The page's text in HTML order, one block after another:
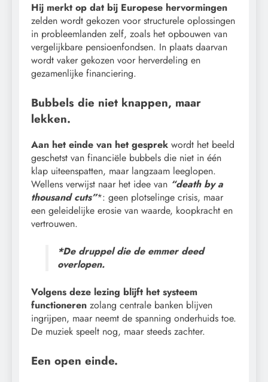
Hij merkt op dat bij Europese hervormingen
zelden wordt gekozen voor structurele oplossingen
in probleemlanden zelf, zoals het opbouwen van
vergelijkbare pensioenfondsen. In plaats daarvan
wordt vaker gekozen voor herverdeling en
gezamenlijke financiering.
Bubbels die niet knappen, maar
lekken.
Aan het einde van het gesprek wordt het beeld
geschetst van financiële bubbels die niet in één
klap uiteenspatten, maar langzaam leeglopen.
Wellens verwijst naar het idee van “death by a
thousand cuts”*: geen plotselinge crisis, maar
een geleidelijke erosie van waarde, koopkracht en
vertrouwen.
*De druppel die de emmer deed
overlopen.
Volgens deze lezing blijft het systeem
functioneren zolang centrale banken blijven
ingrijpen, maar neemt de spanning onderhuids toe.
De muziek speelt nog, maar steeds zachter.
Een open einde.